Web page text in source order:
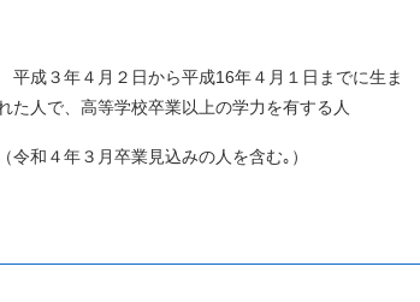
平成３年４月２日から平成16年４月１日までに生ま
た人で、高等学校卒業以上の学力を有する人
（令和４年３月卒業見込みの人を含む｡）